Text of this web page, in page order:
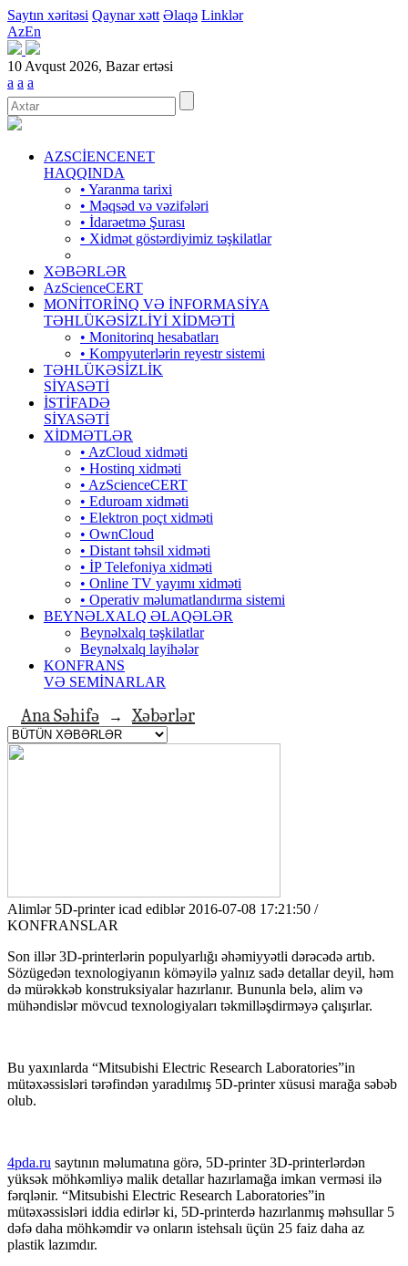
Saytın xəritəsi Qaynar xətt Əlaqə Linklər
AzEn
10 Avqust 2026, Bazar ertəsi
a a a
AZSCİENCENET
HAQQINDA
• Yaranma tarixi
• Məqsəd və vəzifələri
• İdarəetmə Şurası
• Xidmət göstərdiyimiz təşkilatlar
XƏBƏRLƏR
AzScienceCERT
MONİTORİNQ VƏ İNFORMASİYA
TƏHLÜKƏSİZLİYİ XİDMƏTİ
• Monitorinq hesabatları
• Kompyuterlərin reyestr sistemi
TƏHLÜKƏSİZLİK
SİYASƏTİ
İSTİFADƏ
SİYASƏTİ
XİDMƏTLƏR
• AzCloud xidməti
• Hostinq xidməti
• AzScienceCERT
• Eduroam xidməti
• Elektron poçt xidməti
• OwnCloud
• Distant təhsil xidməti
• İP Telefoniya xidməti
• Оnline TV yayımı xidməti
• Operativ məlumatlandırma sistemi
BEYNƏLXALQ ƏLAQƏLƏR
Beynəlxalq təşkilatlar
Beynəlxalq layihələr
KONFRANS
VƏ SEMİNARLAR
Ana Səhifə → Xəbərlər
Alimlər 5D-printer icad ediblər 2016-07-08 17:21:50 /
KONFRANSLAR
Son illər 3D-printerlərin populyarlığı əhəmiyyətli dərəcədə artıb.
Sözügedən texnologiyanın köməyilə yalnız sadə detallar deyil, həm
də mürəkkəb konstruksiyalar hazırlanır. Bununla belə, alim və
mühəndislər mövcud texnologiyaları təkmilləşdirməyə çalışırlar.
Bu yaxınlarda “Mitsubishi Electric Research Laboratories”in
mütəxəssisləri tərəfindən yaradılmış 5D-printer xüsusi marağa səbəb
olub.
4pda.ru saytının məlumatına görə, 5D-printer 3D-printerlərdən
yüksək möhkəmliyə malik detallar hazırlamağa imkan verməsi ilə
fərqlənir. “Mitsubishi Electric Research Laboratories”in
mütəxəssisləri iddia edirlər ki, 5D-printerdə hazırlanmış məhsullar 5
dəfə daha möhkəmdir və onların istehsalı üçün 25 faiz daha az
plastik lazımdır.